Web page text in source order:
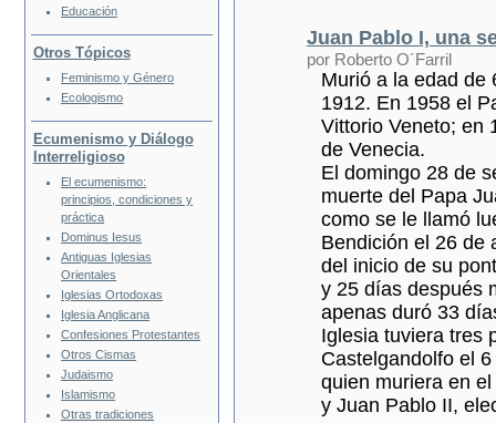
Juan Pablo I, una
por Roberto O´Farril
Murió a la edad de
1912. En 1958 el
Vittorio Veneto; en
de Venecia.
El domingo 28 de
muerte del Papa
como se le llamó
Bendición el 26 de
del inicio de su
y 25 días después
apenas duró 33
Iglesia tuviera tres
Castelgandolfo el
quien muriera en
y Juan Pablo II,
Educación
Otros Tópicos
Feminismo y Género
Ecologismo
Ecumenismo y Diálogo
Interreligioso
El ecumenismo:
principios, condiciones y
práctica
Dominus Iesus
Antiguas Iglesias
Orientales
Iglesias Ortodoxas
Iglesia Anglicana
Confesiones Protestantes
Otros Cismas
Judaismo
Islamismo
Otras tradiciones